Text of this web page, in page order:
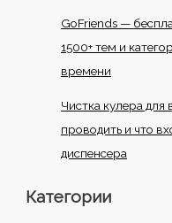
GoFriends —
1500+ тем и
времени
Чистка кулера для
проводить и что
диспенсера
Категории